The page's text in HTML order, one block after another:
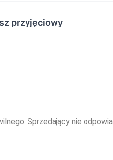
przyjęciowy
Sprzedający nie